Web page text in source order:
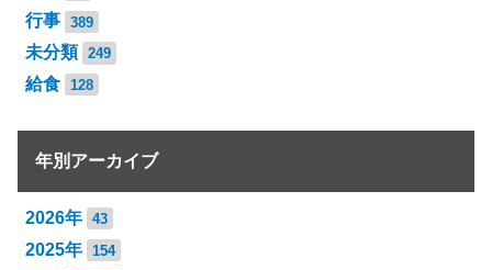
行事 389
未分類 249
給食 128
年別アーカイブ
2026年 43
2025年 154